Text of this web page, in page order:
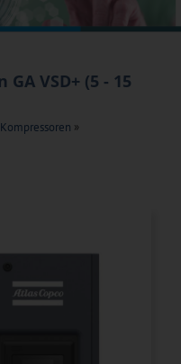
VSD+ (5 - 15
Kompressoren »